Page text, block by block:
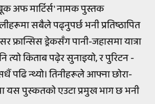
अफ मार्टिर्स' नामक पुस्तक
सबैले पढ्नुपर्छ भनी प्रतिष्ठापित
फ्रान्सिस ड्रेकसँग पानी-जहासमा यात्रा
त्यो किताब पढ़ेर सुनाइयो, र पुरिटन -
पढि न्थ्यो। तिनीहरूले आफ्ना छोरा-
यस पुस्कतको एउटा प्रमुख भाग छ भनी